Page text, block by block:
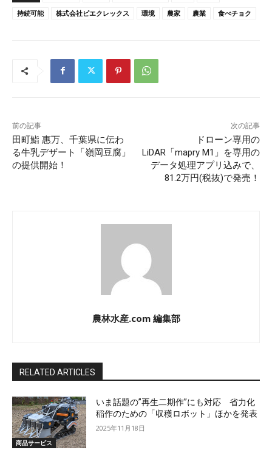
持続可能
株式会社ピエクレックス 環境 農家 農業 食べチョク
前の記事
田町鮨 惠万、千葉県に伝わ
る牛乳デザート「嶺岡豆腐」
の提供開始！
次の記事
ドローン専用の
LiDAR「mapry M1」を専用の
データ処理アプリ込みで、
81.2万円(税抜)で発売！
農林水産.com 編集部
RELATED ARTICLES
商品サービス
いま話題の”再生二期作”にも対応 省力化
稲作のための「収穫ロボット」ほかを発表
2025年11月18日